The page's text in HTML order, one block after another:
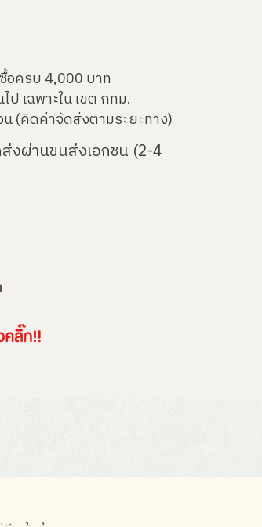
อครบ 4,000 บาท
ป เฉพาะใน เขต กทม.
(คิดค่าจัดส่งตามระยะทาง)
งผ่านขนส่งเอกชน (2-4